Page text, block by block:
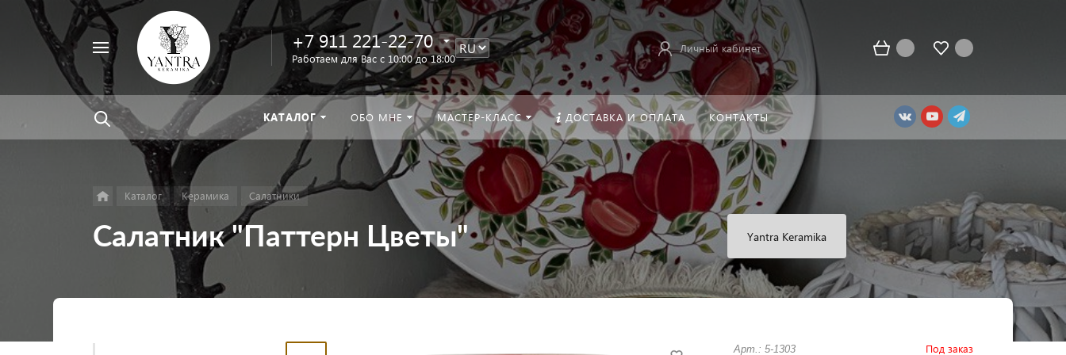
вездеНайти
Например,
велосипед
+7 911 221-22-70
Работаем для Вас с 10:00 до 18:00
Личный кабинет
КАТАЛОГ ОБО МНЕ МАСТЕР-КЛАСС ДОСТАВКА И ОПЛАТА КОНТАКТЫ
Каталог Керамика Салатники
Салатник "Паттерн Цветы" Yantra Keramika
Арт.: 5-1303 Под заказ